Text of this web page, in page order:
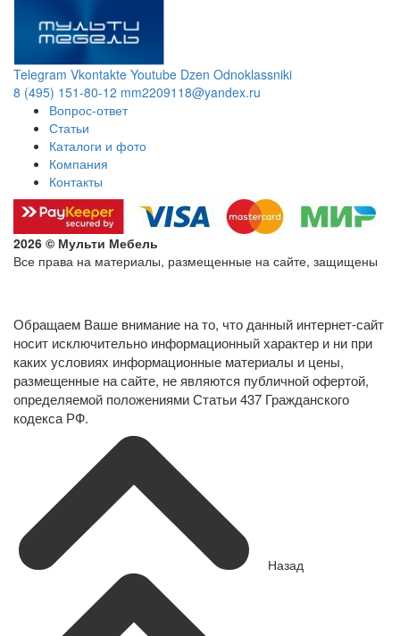
Telegram Vkontakte Youtube Dzen Odnoklassniki
8 (495) 151-80-12 mm2209118@yandex.ru
Вопрос-ответ
Статьи
Каталоги и фото
Компания
Контакты
2026 © Мульти Мебель
Все права на материалы, размещенные на сайте, защищены
Обращаем Ваше внимание на то, что данный интернет-сайт
носит исключительно информационный характер и ни при
каких условиях информационные материалы и цены,
размещенные на сайте, не являются публичной офертой,
определяемой положениями Статьи 437 Гражданского
кодекса РФ.
Назад